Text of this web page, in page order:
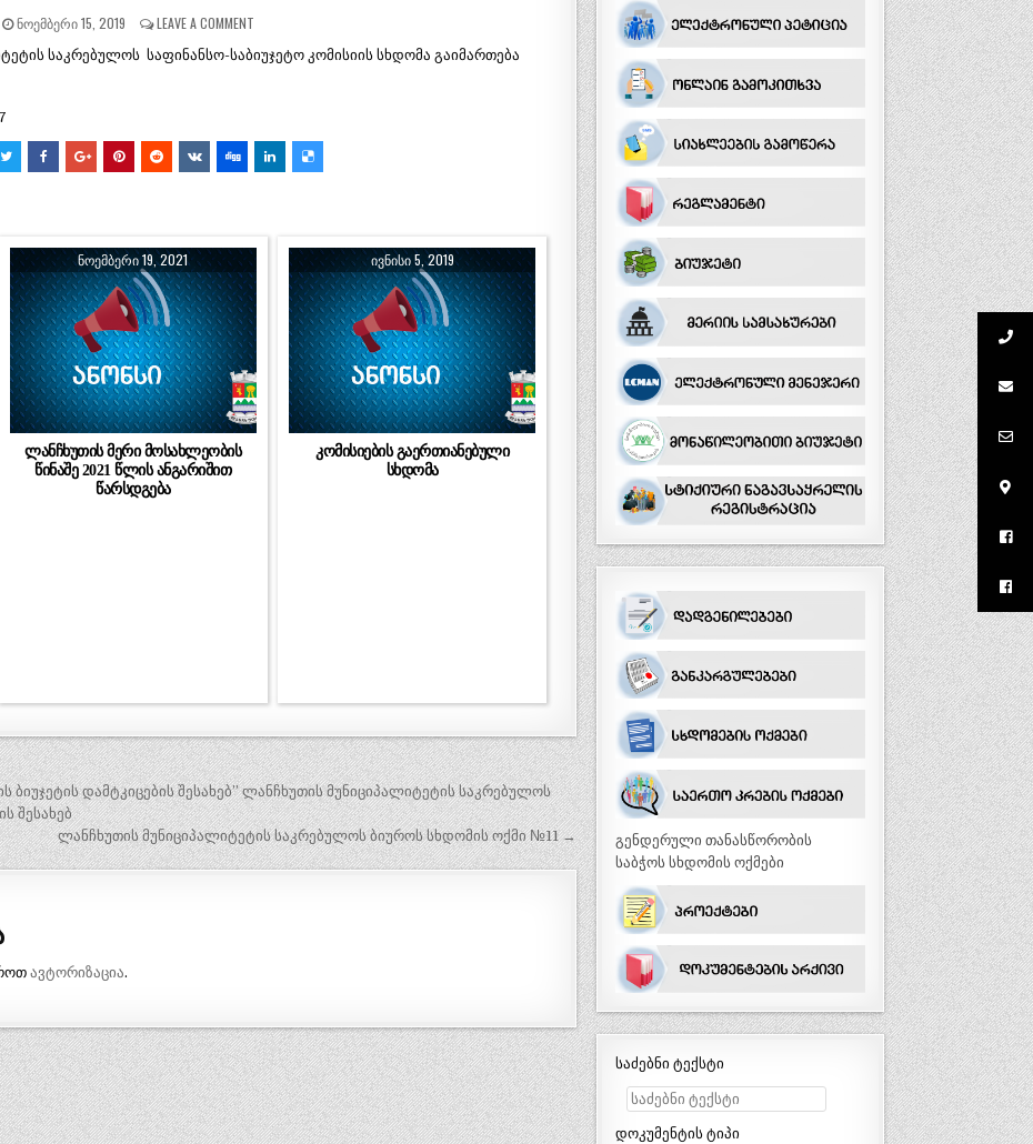
ᲜᲝᲔᲛᲑᲔᲠᲘ 15, 2019 LEAVE A COMMENT
საკრებულოს საფინანსო-საბიუჯეტო კომისიის სხდომა გაიმართება
ᲜᲝᲔᲛᲑᲔᲠᲘ 19, 2021
ლანჩხუთის მერი მოსახლეობის
წინაშე 2021 წლის ანგარიშით
წარსდგება
ᲘᲕᲜᲘᲡᲘ 5, 2019
კომისიების გაერთიანებული
სხდომა
დამტკიცების შესახებ” ლანჩხუთის მუნიციპალიტეტის საკრებულოს
შესახებ
ლანჩხუთის მუნიციპალიტეტის საკრებულოს ბიუროს სხდომის ოქმი №11 →
ავტორიზაცია.
გენდერული თანასწორობის
საბჭოს სხდომის ოქმები
საძებნი ტექსტი
დოკუმენტის ტიპი